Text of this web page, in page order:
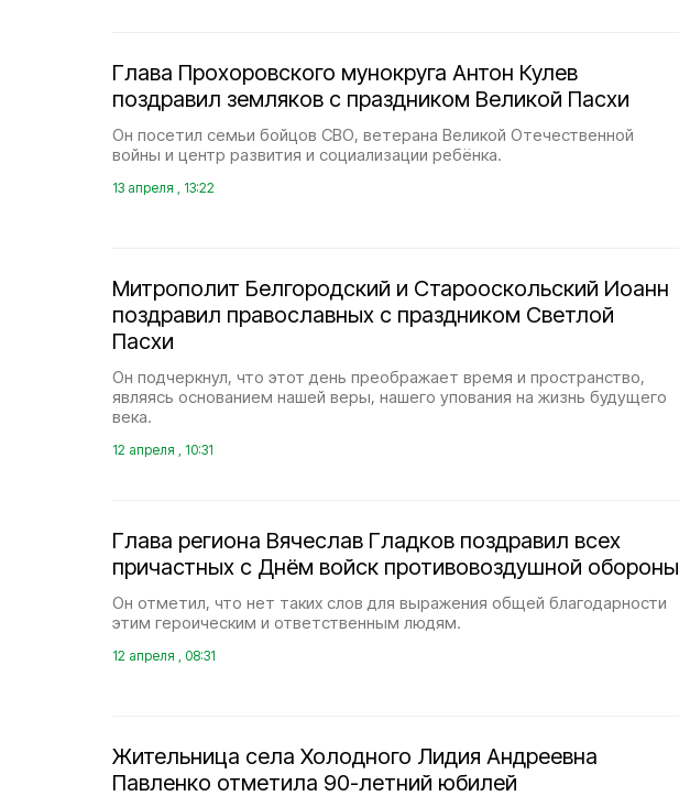
Глава Прохоровского мунокруга Антон Кулев
поздравил земляков с праздником Великой Пасхи
Он посетил семьи бойцов СВО, ветерана Великой Отечественной
войны и центр развития и социализации ребёнка.
13 апреля , 13:22
Митрополит Белгородский и Старооскольский Иоанн
поздравил православных с праздником Светлой
Пасхи
Он подчеркнул, что этот день преображает время и пространство,
являясь основанием нашей веры, нашего упования на жизнь будущего
века.
12 апреля , 10:31
Глава региона Вячеслав Гладков поздравил всех
причастных с Днём войск противовоздушной обороны
Он отметил, что нет таких слов для выражения общей благодарности
этим героическим и ответственным людям.
12 апреля , 08:31
Жительница села Холодного Лидия Андреевна
Павленко отметила 90-летний юбилей